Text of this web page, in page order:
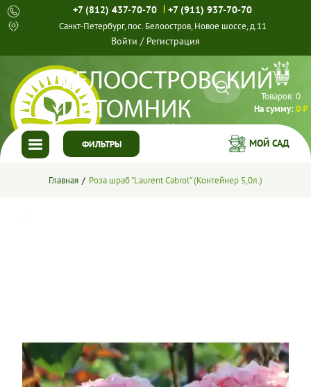
+7 (812) 437-70-70 | +7 (911) 937-70-70
Санкт-Петербург, пос. Белоостров, Новое шоссе, д.11
Войти / Регистрация
Товаров:0
На сумму:0 ₽
ФИЛЬТРЫ
ГЛАВНАЯ
УСЛОВИЯ РАБОТЫ
КОНТАКТЫ
МОЙ САД
Главная Роза шраб "Laurent Cabrol" (Контейнер 5,0л.)